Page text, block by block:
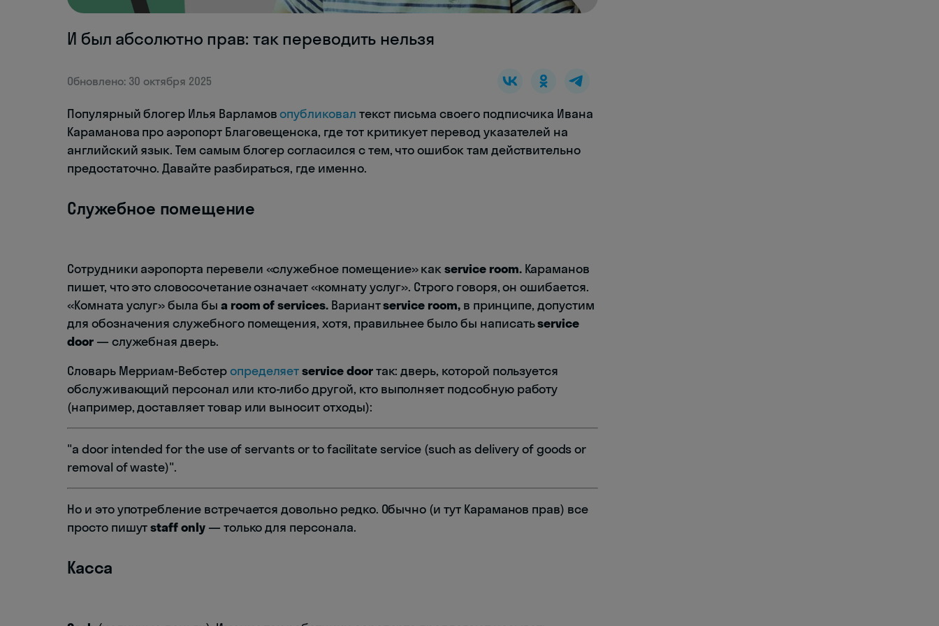
И был абсолютно прав: так переводить нельзя
Обновлено: 30 октября 2025
Популярный блогер Илья Варламовопубликовал текст письма своего подписчика Ивана
Караманова про аэропорт Благовещенска, где тот критикует перевод указателей на
английский язык. Тем самым блогер согласился с тем, что ошибок там действительно
предостаточно. Давайте разбираться, где именно.
Служебное помещение
Сотрудники аэропорта перевели «служебное помещение» какservice room.Караманов
пишет, что это словосочетание означает «комнату услуг». Строго говоря, он ошибается.
«Комната услуг» была бы a room of services.Вариантservice room,в принципе, допустим
для обозначения служебного помещения, хотя, правильнее было бы написатьservice
door— служебная дверь.
Словарь Мерриам-Вебстеропределяетservice doorтак: дверь, которой пользуется
обслуживающий персонал или кто-либо другой, кто выполняет подсобную работу
(например, доставляет товар или выносит отходы):
"a door intended for the use of servants or to facilitate service (such as delivery of goods or
removal of waste)".
Но и это употребление встречается довольно редко. Обычно (и тут Караманов прав) все
просто пишутstaff only— только для персонала.
Касса